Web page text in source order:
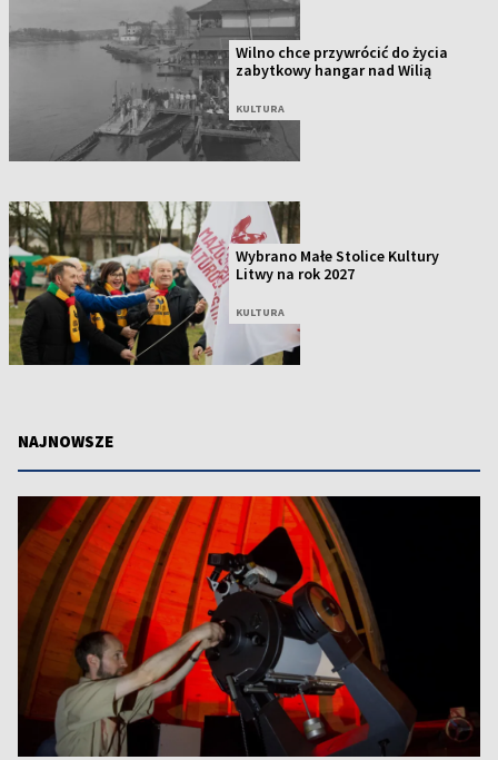
Wilno chce przywrócić do życia
zabytkowy hangar nad Wilią
KULTURA
Wybrano Małe Stolice Kultury
Litwy na rok 2027
KULTURA
NAJNOWSZE